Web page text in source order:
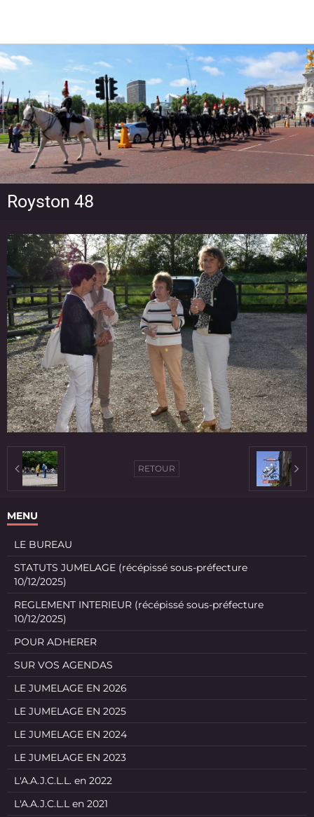
Royston 48
RETOUR
MENU
LE BUREAU
STATUTS JUMELAGE (récépissé sous-préfecture
10/12/2025)
REGLEMENT INTERIEUR (récépissé sous-préfecture
10/12/2025)
POUR ADHERER
SUR VOS AGENDAS
LE JUMELAGE EN 2026
LE JUMELAGE EN 2025
LE JUMELAGE EN 2024
LE JUMELAGE EN 2023
L'A.A.J.C.L.L. en 2022
L'A.A.J.C.L.L en 2021